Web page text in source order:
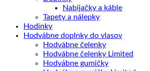
Nabíjačky a káble
Tapety a nálepky
Hodinky
Hodvábne doplnky do vlasov
Hodvábne čelenky
Hodvábne čelenky Limited
Hodvábne gumičky